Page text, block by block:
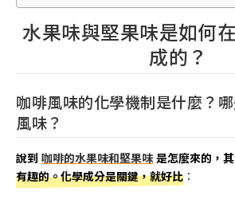
水果味與堅果味是如何
成的？
咖啡風味的化學機制是什麼？
風味？
說到 咖啡的水果味和堅果味 是怎麼來的，
有趣的。化學成分是關鍵，就好比 ：